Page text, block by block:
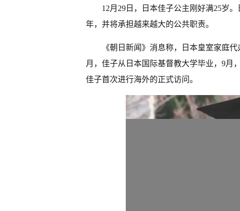
12月29日，日本佳子公主刚好满25岁
年，并将承担越来越大的公共职责。
《朝日新闻》消息称，日本皇室家庭
月，佳子从日本国际基督教大学毕业，9月
佳子首次进行海外的正式访问。